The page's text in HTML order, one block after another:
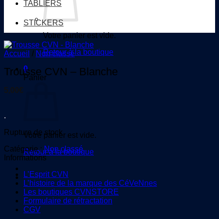
Votre panier est vide.
Retour à la boutique
0
Panier
Votre panier est vide.
Retour à la boutique
TABLIERS
STICKERS
Accueil / Non classé
Trousse CVN – Blanche
5,00€
.
Rupture de stock
Catégorie :Non classé
Informations
L’Esprit CVN
L’histoire de la marque des CéVeNnes
Les boutiques CVNSTORE
Formulaire de rétractation
CGV